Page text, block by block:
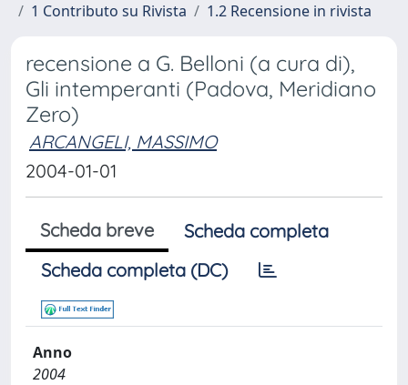
1 Contributo su Rivista
1.2 Recensione in rivista
recensione a G. Belloni (a cura di),
Gli intemperanti (Padova, Meridiano
Zero)
ARCANGELI, MASSIMO
2004-01-01
Scheda breve
Scheda completa
Scheda completa (DC)
Anno
2004